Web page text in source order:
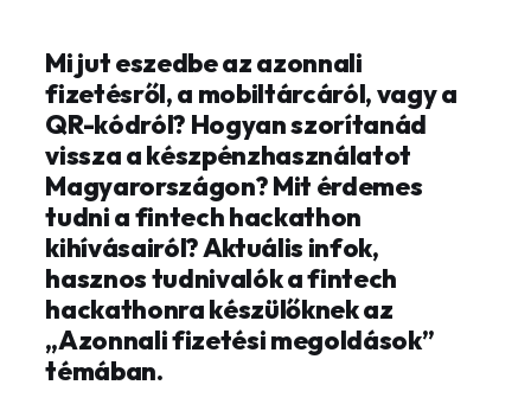
Mi jut eszedbe az azonnali
fizetésről, a mobiltárcáról, vagy a
QR-kódról? Hogyan szorítanád
vissza a készpénzhasználatot
Magyarországon? Mit érdemes
tudni a fintech hackathon
kihívásairól? Aktuális infok,
hasznos tudnivalók a fintech
hackathonra készülőknek az
„Azonnali fizetési megoldások”
témában.